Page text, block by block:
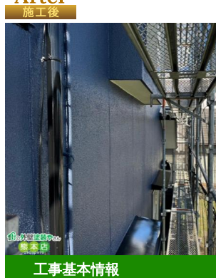
工事基本情報